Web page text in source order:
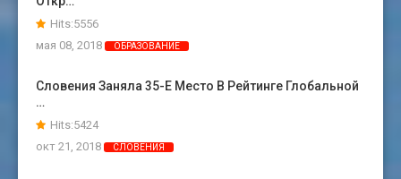
Hits:5556
мая 08, 2018
ОБРАЗОВАНИЕ
Словения Заняла 35-Е Место В Рейтинге Глобальной
…
Hits:5424
окт 21, 2018
СЛОВЕНИЯ